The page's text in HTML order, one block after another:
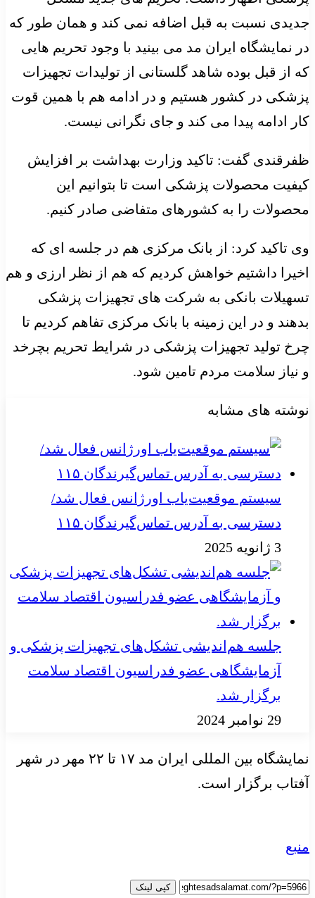
جدیدی نسبت به قبل اضافه نمی کند و همان طور که
در نمایشگاه ایران مد می بینید با وجود تحریم هایی
که از قبل بوده شاهد گلستانی از تولیدات تجهیزات
پزشکی در کشور هستیم و در ادامه هم با همین قوت
کار ادامه پیدا می کند و جای نگرانی نیست.
ظفرقندی گفت: تاکید وزارت بهداشت بر افزایش
کیفیت محصولات پزشکی است تا بتوانیم این
محصولات را به کشورهای متفاضی صادر کنیم.
وی تاکید کرد: از بانک مرکزی هم در جلسه ای که
اخیرا داشتیم خواهش کردیم که هم از نظر ارزی و هم
تسهیلات بانکی به شرکت های تجهیزات پزشکی
بدهند و در این زمینه با بانک مرکزی تفاهم کردیم تا
چرخ تولید تجهیزات پزشکی در شرایط تحریم بچرخد
و نیاز سلامت مردم تامین شود.
نوشته های مشابه
سیستم موقعیت‌یاب اورژانس فعال شد/
دسترسی به آدرس تماس‌گیرندگان ۱۱۵
3 ژانویه 2025
جلسه هم‌اندیشی تشکل‌های تجهیزات پزشکی و
آزمایشگاهی عضو فدراسیون اقتصاد سلامت
برگزار شد.
29 نوامبر 2024
نمایشگاه بین المللی ایران مد ۱۷ تا ۲۲ مهر در شهر
آفتاب برگزار است.
منبع
کپی لینک